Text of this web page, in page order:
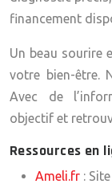
financement
Un beau sourire
votre bien-être.
Avec de
objectif et
Ressources en
Ameli.fr :